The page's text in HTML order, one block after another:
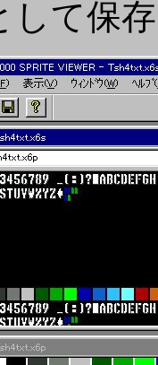
して保